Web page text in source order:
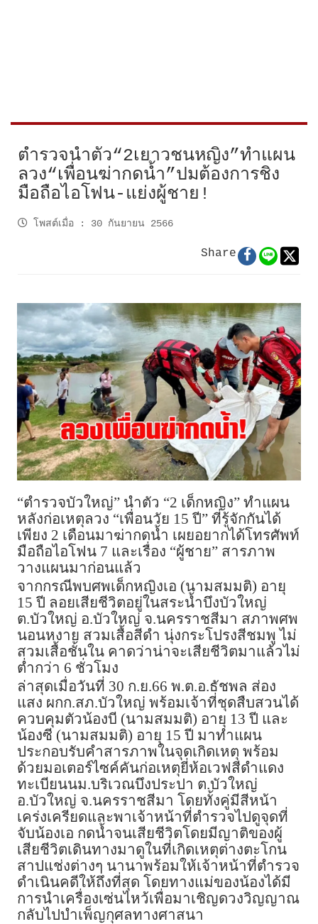
ตำรวจนำตัว“2เยาวชนหญิง”ทำแผน
ลวง“เพื่อนฆ่ากดน้ำ”ปมต้องการชิง
มือถือไอโฟน-แย่งผู้ชาย!
โพสต์เมื่อ : 30 กันยายน 2566
Share
“ตำรวจบัวใหญ่” นำตัว “2 เด็กหญิง” ทำแผน
หลังก่อเหตุลวง “เพื่อนวัย 15 ปี” ที่รู้จักกันได้
เพียง 2 เดือนมาฆ่ากดน้ำ เผยอยากได้โทรศัพท์
มือถือไอโฟน 7 และเรื่อง “ผู้ชาย” สารภาพ
วางแผนมาก่อนแล้ว
จากกรณีพบศพเด็กหญิงเอ (นามสมมติ) อายุ
15 ปี ลอยเสียชีวิตอยู่ในสระน้ำบึงบัวใหญ่
ต.บัวใหญ่ อ.บัวใหญ่ จ.นครราชสีมา สภาพศพ
นอนหงาย สวมเสื้อสีดำ นุ่งกระโปรงสีชมพู ไม่
สวมเสื้อชั้นใน คาดว่าน่าจะเสียชีวิตมาแล้วไม่
ต่ำกว่า 6 ชั่วโมง
ล่าสุดเมื่อวันที่ 30 ก.ย.66 พ.ต.อ.ธัชพล ส่อง
แสง ผกก.สภ.บัวใหญ่ พร้อมเจ้าที่ชุดสืบสวนได้
ควบคุมตัวน้องบี (นามสมมติ) อายุ 13 ปี และ
น้องซี (นามสมมติ) อายุ 15 ปี มาทำแผน
ประกอบรับคำสารภาพในจุดเกิดเหตุ พร้อม
ด้วยมอเตอร์ไซค์คันก่อเหตุยี่ห้อเวฟสีดำแดง
ทะเบียนนม.บริเวณบึงประปา ต.บัวใหญ่
อ.บัวใหญ่ จ.นครราชสีมา โดยทั้งคู่มีสีหน้า
เคร่งเครียดและพาเจ้าหน้าที่ตำรวจไปดูจุดที่
จับน้องเอ กดน้ำจนเสียชีวิตโดยมีญาติของผู้
เสียชีวิตเดินทางมาดูในที่เกิดเหตุต่างตะโกน
สาปแช่งต่างๆ นานาพร้อมให้เจ้าหน้าที่ตำรวจ
ดำเนินคดีให้ถึงที่สุด โดยทางแม่ของน้องได้มี
การนำเครื่องเซ่นไหว้เพื่อมาเชิญดวงวิญญาณ
กลับไปบำเพ็ญกุศลทางศาสนา